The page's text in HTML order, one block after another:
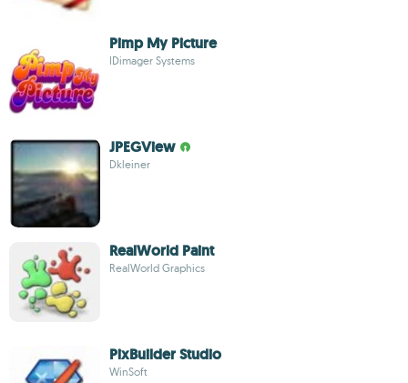
Pimp My Picture
IDimager Systems
JPEGView
Dkleiner
RealWorld Paint
RealWorld Graphics
PixBuilder Studio
WinSoft